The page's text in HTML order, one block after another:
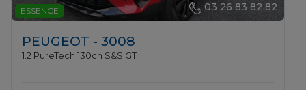
ESSENCE 03 26 83 82 82
PEUGEOT - 3008
1.2 PureTech 130ch S&S GT